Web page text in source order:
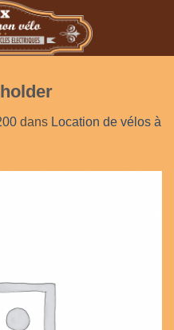
dans Location de vélos à